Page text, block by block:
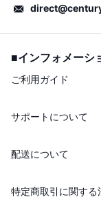
■インフォメーシ
ご利用ガイド
サポートについて
配送について
特定商取引に関す